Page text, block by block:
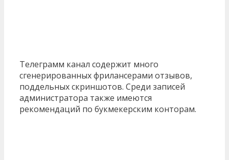
Телеграмм канал содержит много
сгенерированных фрилансерами отзывов,
поддельных скриншотов. Среди записей
администратора также имеются
рекомендаций по букмекерским конторам.